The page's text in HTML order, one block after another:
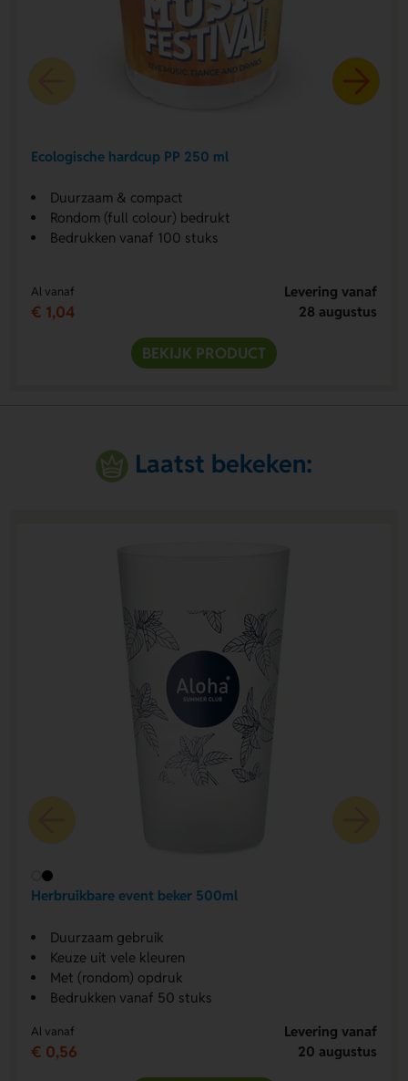
Ecologische hardcup PP 250 ml
Duurzaam & compact
Rondom (full colour) bedrukt
Bedrukken vanaf 100 stuks
Al vanaf
€ 1,04
Levering vanaf
28 augustus
BEKIJK PRODUCT
Laatst bekeken:
Herbruikbare event beker 500ml
Duurzaam gebruik
Keuze uit vele kleuren
Met (rondom) opdruk
Bedrukken vanaf 50 stuks
Al vanaf
€ 0,56
Levering vanaf
20 augustus